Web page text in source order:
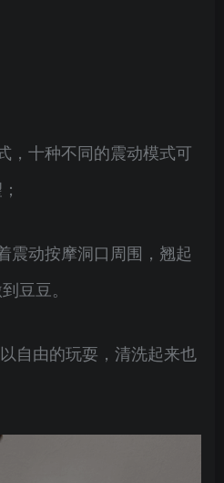
，十种不同的震动模式可
震动按摩洞口周围，翘起
豆豆。
自由的玩耍，清洗起来也